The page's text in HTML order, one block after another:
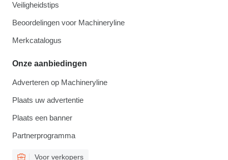
Veiligheidstips
Beoordelingen voor Machineryline
Merkcatalogus
Onze aanbiedingen
Adverteren op Machineryline
Plaats uw advertentie
Plaats een banner
Partnerprogramma
Voor verkopers